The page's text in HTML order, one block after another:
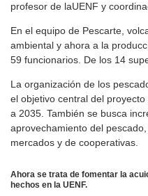
profesor de laUENF y
En el equipo de Pescarte,
ambiental y ahora a la
59 funcionarios. De los 14
La organización de los
el objetivo central del
a 2035. También se busca
aprovechamiento del
mercados y de cooperativas.
Ahora se trata de fomentar la
hechos en la UENF.